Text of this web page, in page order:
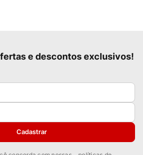
e descontos exclusivos!
Cadastrar